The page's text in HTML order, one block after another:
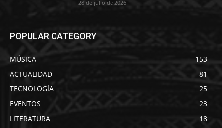
28 de julio de 2026
POPULAR CATEGORY
MÚSICA
153
ACTUALIDAD
81
TECNOLOGÍA
25
EVENTOS
23
LITERATURA
18